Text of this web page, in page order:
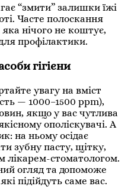
“змити” залишки їжі
Часте полоскання
нічого не коштує,
профілактики.
гігієни
увагу на вміст
— 1000–1500 ppm),
якщо у вас чутлива
ополіскувачі. А
на ньому осідає
зубну пасту, щітку,
лікарем-стоматологом.
огляд та допоможе
підійдуть саме вас.